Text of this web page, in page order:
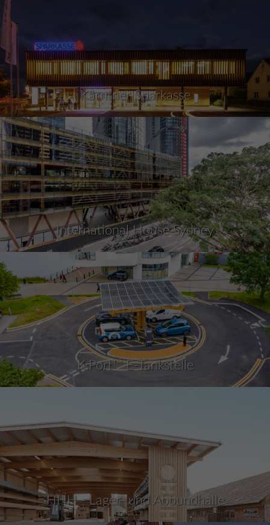
Kärntner Sparkasse
International House Sydney
K:Port™ E-Tankstelle
HHH - Lager- und Abbundhalle